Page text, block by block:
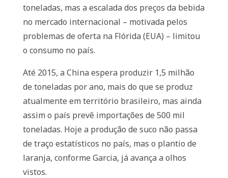
toneladas, mas a escalada dos preços da bebida
no mercado internacional – motivada pelos
problemas de oferta na Flórida (EUA) – limitou
o consumo no país.
Até 2015, a China espera produzir 1,5 milhão
de toneladas por ano, mais do que se produz
atualmente em território brasileiro, mas ainda
assim o país prevê importações de 500 mil
toneladas. Hoje a produção de suco não passa
de traço estatísticos no país, mas o plantio de
laranja, conforme Garcia, já avança a olhos
vistos.